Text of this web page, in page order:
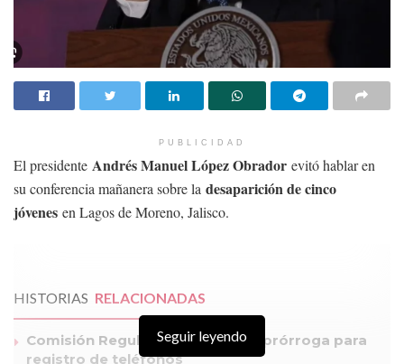
PUBLICIDAD
El presidente Andrés Manuel López Obrador evitó hablar en
su conferencia mañanera sobre la desaparición de cinco
jóvenes en Lagos de Moreno, Jalisco.
HISTORIAS RELACIONADAS
Comisión Reguladora establece prórroga para
registro de teléfonos
Seguir leyendo